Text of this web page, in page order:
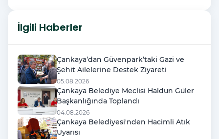
İlgili Haberler
Çankaya’dan Güvenpark’taki Gazi ve
Şehit Ailelerine Destek Ziyareti
05.08.2026
Çankaya Belediye Meclisi Haldun Güler
Başkanlığında Toplandı
04.08.2026
Çankaya Belediyesi'nden Hacimli Atık
Uyarısı